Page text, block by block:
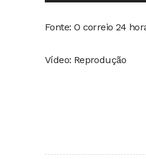
Fonte: O correio 24
Vídeo: Reprodução